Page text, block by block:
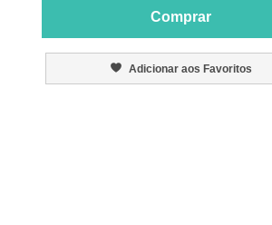
Comprar
Adicionar aos Favoritos